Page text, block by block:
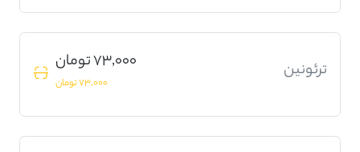
ترئونین 73,000 تومان
73,000 تومان